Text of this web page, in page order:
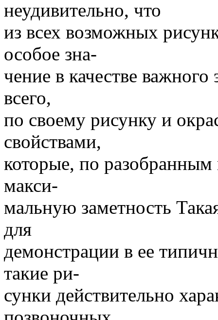
неудивительно, что
из всех возможных
особое зна-
чение в качестве
всего,
по своему рисунку и
свойствами,
которые, по
макси-
мальную заметность
для
демонстрации в ее
такие ри-
сунки действительно